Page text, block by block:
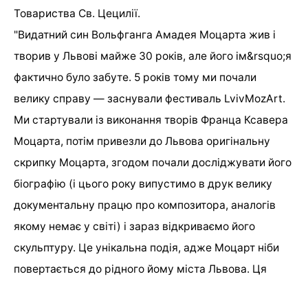
Товариства Св. Цецилії.
"Видатний син Вольфганга Амадея Моцарта жив і
творив у Львові майже 30 років, але його ім&rsquo;я
фактично було забуте. 5 років тому ми почали
велику справу — заснували фестиваль LvivMozArt.
Ми стартували із виконання творів Франца Ксавера
Моцарта, потім привезли до Львова оригінальну
скрипку Моцарта, згодом почали досліджувати його
біографію (і цього року випустимо в друк велику
документальну працю про композитора, аналогів
якому немає у світі) і зараз відкриваємо його
скульптуру. Це унікальна подія, адже Моцарт ніби
повертається до рідного йому міста Львова. Ця